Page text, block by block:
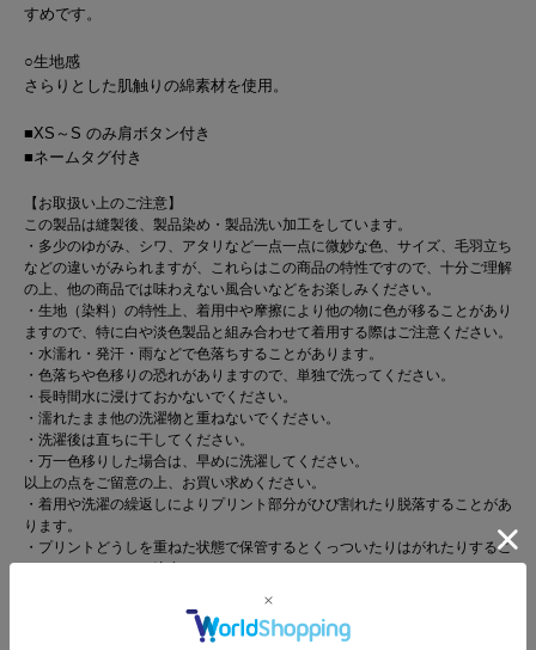
すめです。
○生地感
さらりとした肌触りの綿素材を使用。
■XS～S のみ肩ボタン付き
■ネームタグ付き
【お取扱い上のご注意】
この製品は縫製後、製品染め・製品洗い加工をしています。
・多少のゆがみ、シワ、アタリなど一点一点に微妙な色、サイズ、毛羽立ち
などの違いがみられますが、これらはこの商品の特性ですので、十分ご理解
の上、他の商品では味わえない風合いなどをお楽しみください。
・生地（染料）の特性上、着用中や摩擦により他の物に色が移ることがあり
ますので、特に白や淡色製品と組み合わせて着用する際はご注意ください。
・水濡れ・発汗・雨などで色落ちすることがあります。
・色落ちや色移りの恐れがありますので、単独で洗ってください。
・長時間水に浸けておかないでください。
・濡れたまま他の洗濯物と重ねないでください。
・洗濯後は直ちに干してください。
・万一色移りした場合は、早めに洗濯してください。
以上の点をご留意の上、お買い求めください。
・着用や洗濯の繰返しによりプリント部分がひび割れたり脱落することがあ
ります。
・プリントどうしを重ねた状態で保管するとくっついたりはがれたりするこ
※カラーバリエーションの平置き画像が実際に近いお色味になっておりま